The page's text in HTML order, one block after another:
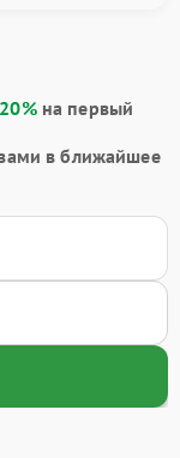
на первый
в ближайшее